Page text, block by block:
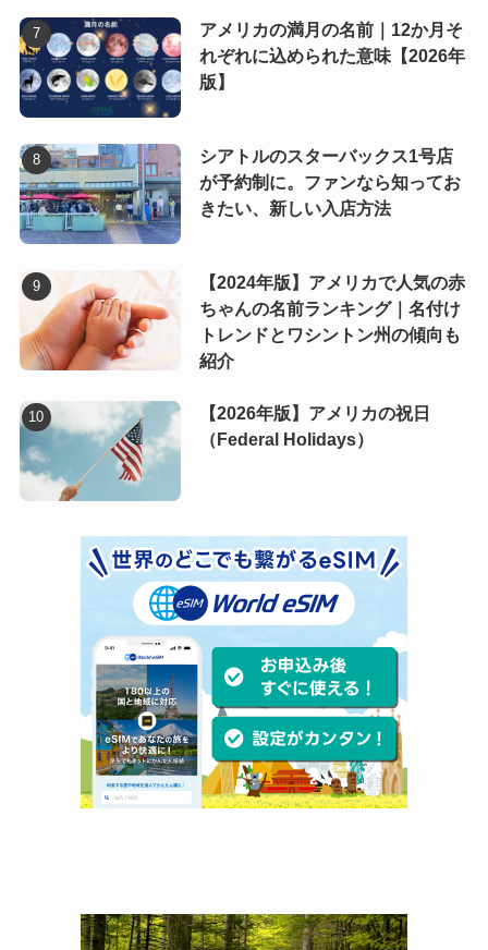
アメリカの満月の名前｜12か月そ
れぞれに込められた意味【2026年
版】
シアトルのスターバックス1号店
が予約制に。ファンなら知ってお
きたい、新しい入店方法
【2024年版】アメリカで人気の赤
ちゃんの名前ランキング｜名付け
トレンドとワシントン州の傾向も
紹介
【2026年版】アメリカの祝日
（Federal Holidays）